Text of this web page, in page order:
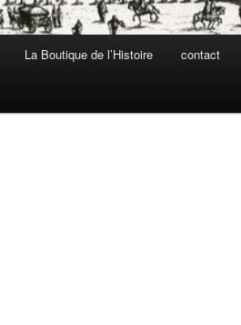
La Boutique de l’Histoire contact